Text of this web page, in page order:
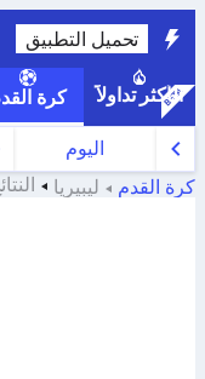
تحميل التطبيق
الأكثر تداولاً كرة
اليوم
كرة القدم
ليبيريا